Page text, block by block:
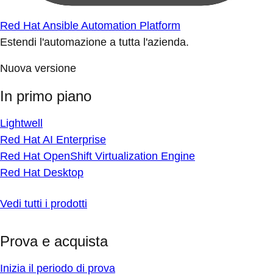
Red Hat Ansible Automation Platform
Estendi l'automazione a tutta l'azienda.
Nuova versione
In primo piano
Lightwell
Red Hat AI Enterprise
Red Hat OpenShift Virtualization Engine
Red Hat Desktop
Vedi tutti i prodotti
Prova e acquista
Inizia il periodo di prova